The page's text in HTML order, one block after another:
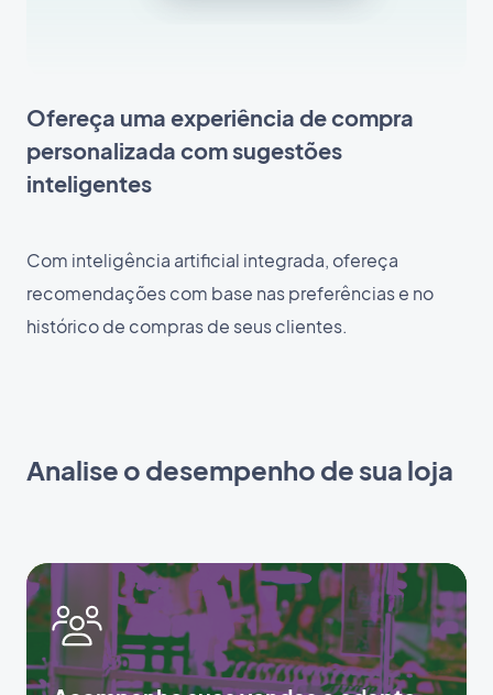
Ofereça uma experiência de compra
personalizada com sugestões
inteligentes
Com inteligência artificial integrada, ofereça
recomendações com base nas preferências e no
histórico de compras de seus clientes.
Analise o desempenho de sua loja